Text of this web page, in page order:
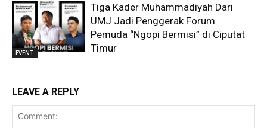
EVENT
Tiga Kader Muhammadiyah Dari
UMJ Jadi Penggerak Forum
Pemuda “Ngopi Bermisi” di Ciputat
Timur
LEAVE A REPLY